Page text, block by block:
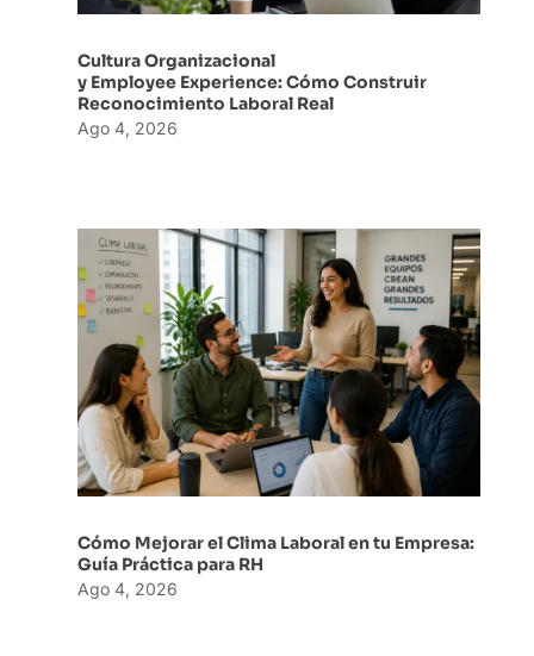
Cultura Organizacional
y Employee Experience: Cómo Construir
Reconocimiento Laboral Real
Ago 4, 2026
Cómo Mejorar el Clima Laboral en tu Empresa:
Guía Práctica para RH
Ago 4, 2026